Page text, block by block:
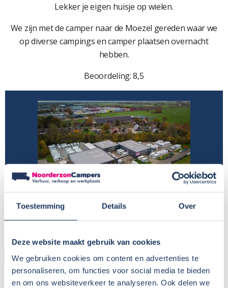
Toestemming Details Over
Deze website maakt gebruik van cookies
We gebruiken cookies om content en advertenties te
personaliseren, om functies voor social media te bieden
en om ons websiteverkeer te analyseren. Ook delen we
Lekker je eigen huisje op wielen.
We zijn met de camper naar de Moezel gereden waar we
op diverse campings en camper plaatsen overnacht
hebben.
Beoordeling: 8,5
HUURDER
Naam:
Martijn Bierma